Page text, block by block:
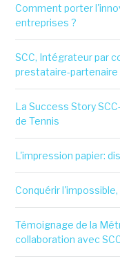
Comment porter
entreprises ?
SCC, Intégrateur par
prestataire-partenaire
La Success Story
de Tennis
L'impression papier:
Conquérir
Témoignage de la
collaboration avec